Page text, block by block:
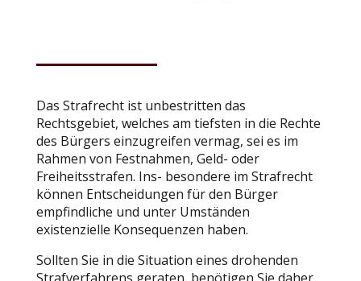
Das Strafrecht ist unbestritten das
Rechtsgebiet, welches am tiefsten in die Rechte
des Bürgers einzugreifen vermag, sei es im
Rahmen von Festnahmen, Geld- oder
Freiheitsstrafen. Ins- besondere im Strafrecht
können Entscheidungen für den Bürger
empfindliche und unter Umständen
existenzielle Konsequenzen haben.
Sollten Sie in die Situation eines drohenden